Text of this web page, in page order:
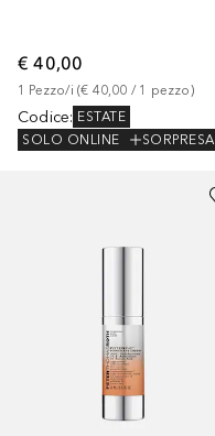
€ 40,00
1 Pezzo/i (€ 40,00 / 1 pezzo)
Codice: ESTATE
SOLO ONLINE
SORPRESA